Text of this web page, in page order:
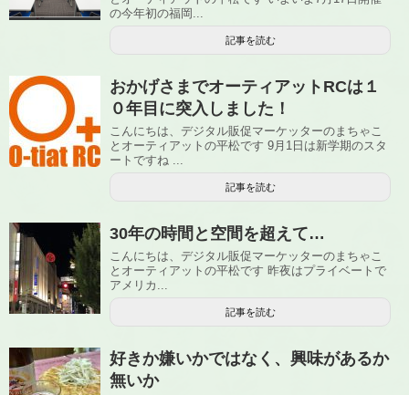
の今年初の福岡...
記事を読む
おかげさまでオーティアットRCは１
０年目に突入しました！
こんにちは、デジタル販促マーケッターのまちゃこ
とオーティアットの平松です 9月1日は新学期のスタ
ートですね ...
記事を読む
30年の時間と空間を超えて…
こんにちは、デジタル販促マーケッターのまちゃこ
とオーティアットの平松です 昨夜はプライベートで
アメリカ...
記事を読む
好きか嫌いかではなく、興味があるか
無いか